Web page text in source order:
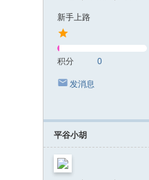
新手上路
积分 0
发消息
平谷小胡